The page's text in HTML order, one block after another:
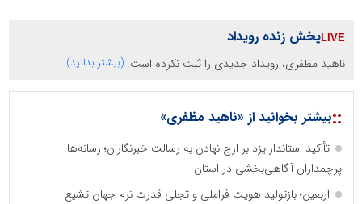
پخش زنده رویداد
ناهید مظفری، رویداد جدیدی را ثبت نکرده است. (بیشتر بدانید)
::بیشتر بخوانید از «ناهید مظفری»
تأکید استاندار یزد بر ارج نهادن به رسالت خبرنگاران؛ رسانه‌ها
پرچمداران آگاهی‌بخشی در استان
اربعین؛ بازتولید هویت فراملی و تجلی قدرت نرم جهان تشیع